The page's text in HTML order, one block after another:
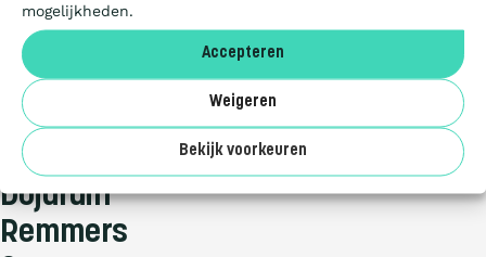
mogelijkheden.
Accepteren
Weigeren
Bekijk voorkeuren
Certificaathouder
Janssen
Riotech
Certificaathouder
Dujardin
Remmers
Deelnemers
Over ons